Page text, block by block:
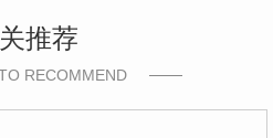
推荐
RECOMMEND